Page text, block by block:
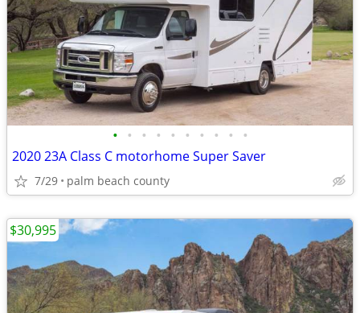
• • • • • • • • • •
2020 23A Class C motorhome Super Saver
7/29 palm beach county
$30,995